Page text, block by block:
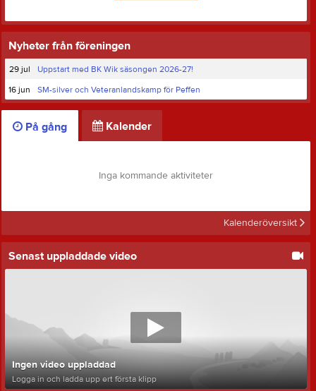
Nyheter från föreningen
29 jul
Uppstart med BK Wik säsongen 2026-27!
16 jun
SM-silver och Veteranlandskamp för Peffen
På gång Kalender
Inga kommande aktiviteter
Kalenderöversikt
Senast uppladdade video
Ingen video uppladdad
Logga in och ladda upp ert första klipp